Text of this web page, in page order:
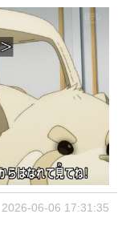
2026-06-06 17:31:35